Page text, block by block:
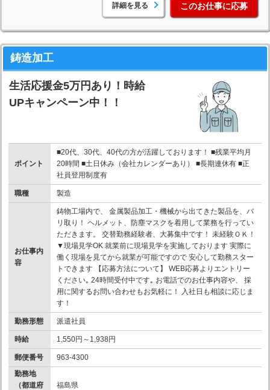
詳細を見る このお仕事に応募
鋳造加工
生活応援金5万円あり！時給
UPキャンペーン中！！
ポイント
■20代、30代、40代の方が活躍しております！ ■残業平均月
20時間 ■土日休み（会社カレンダーあり） ■長期連休有 ■正
社員登用制度有
職種 製造
お仕事内
容
鋳物工場内で、 金属製品加工・機械から出てきた製品を、バ
リ取り！ ヘルメット、防塵マスクを着用して業務を行ってい
ただきます。 交替勤務経験者、大募集中です！ 未経験ＯＫ！
▼現場見学OK 就業前に現場見学を実施しております 実際に
働く現場を見てから就業が可能ですので 安心して勤務スター
トできます 【応募方法について】 WEB応募よりエントリー
ください｡ 24時間受付中です｡ お電話でのお仕事内容や、 採
用に関するお問い合わせもお気軽に！ 入社日も相談に応じま
す！
勤務形態 派遣社員
時給 1,550円～1,938円
郵便番号
963-4300
勤務地
（都道府
福島県